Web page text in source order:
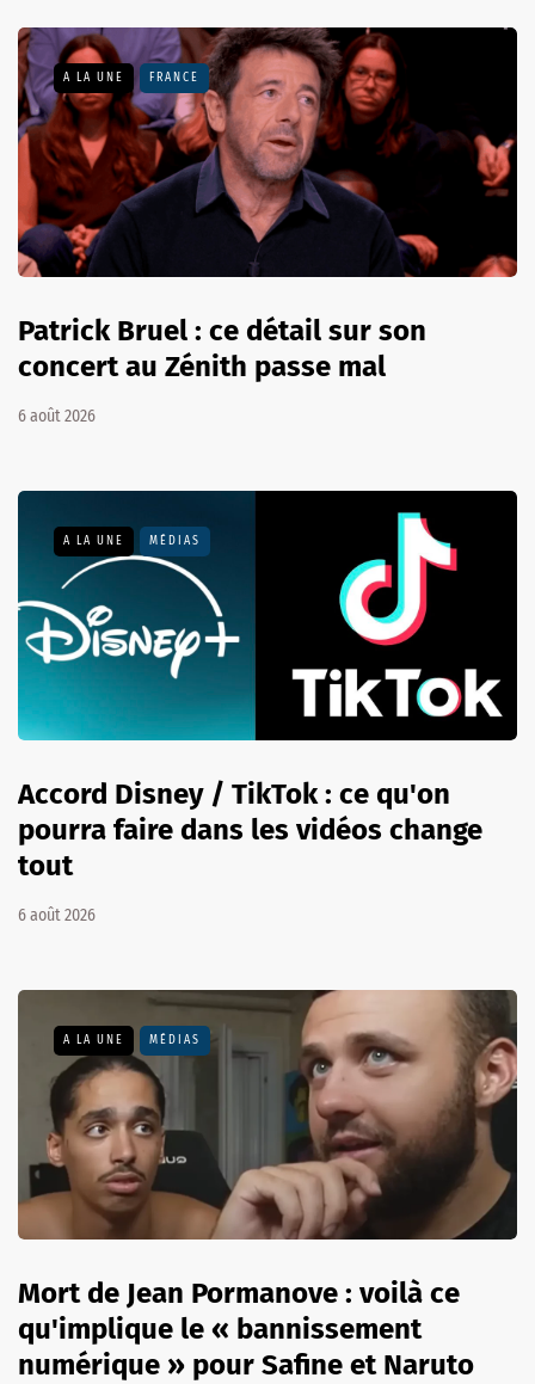
A LA UNE FRANCE
Patrick Bruel : ce détail sur son
concert au Zénith passe mal
6 août 2026
A LA UNE MÉDIAS
Accord Disney / TikTok : ce qu'on
pourra faire dans les vidéos change
tout
6 août 2026
A LA UNE MÉDIAS
Mort de Jean Pormanove : voilà ce
qu'implique le « bannissement
numérique » pour Safine et Naruto